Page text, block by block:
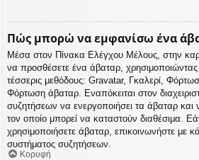
Πώς μπορώ να εμφανίσω ένα
Μέσα στον Πίνακα Ελέγχου Μέλους, στην
να προσθέσετε ένα άβαταρ, χρησιμοποιώντας
τέσσερις μεθόδους: Gravatar, Γκαλερί,
Φόρτωση άβαταρ. Εναπόκειται στον
συζητήσεων να ενεργοποιήσει τα άβαταρ και
τον οποίο μπορεί να καταστούν διαθέσιμα.
χρησιμοποιήσετε άβαταρ, επικοινωνήστε με
συστήματος συζητήσεων.
Κορυφή